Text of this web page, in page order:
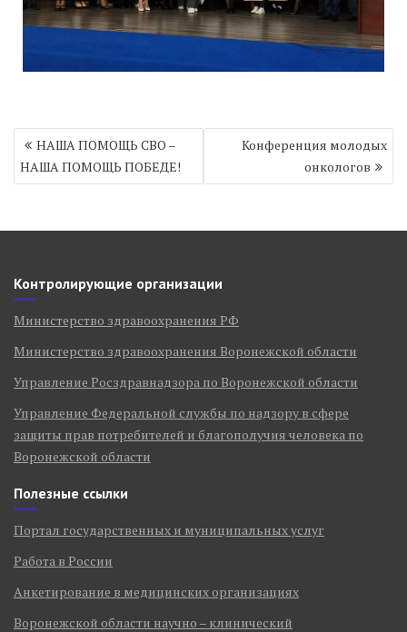
Навигация
по
записям
НАША ПОМОЩЬ СВО –
НАША ПОМОЩЬ ПОБЕДЕ!
Конференция молодых
онкологов
Контролирующие организации
Министерство здравоохранения РФ
Министерство здравоохранения Воронежской области
Управление Росздравнадзора по Воронежской области
Управление Федеральной службы по надзору в сфере
защиты прав потребителей и благополучия человека по
Воронежской области
Полезные ссылки
Портал государственных и муниципальных услуг
Работа в России
Анкетирование в медицинских организациях
Воронежской области научно – клинический